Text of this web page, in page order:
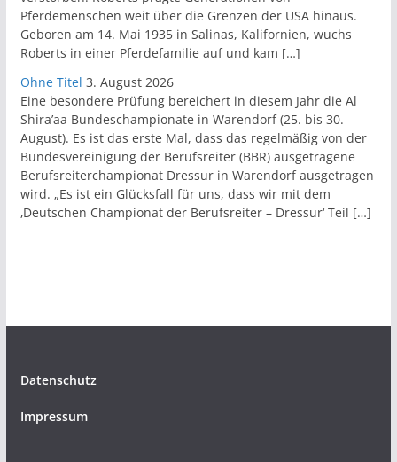
Pferdemenschen weit über die Grenzen der USA hinaus.
Geboren am 14. Mai 1935 in Salinas, Kalifornien, wuchs
Roberts in einer Pferdefamilie auf und kam […]
Ohne Titel 3. August 2026
Eine besondere Prüfung bereichert in diesem Jahr die Al
Shira’aa Bundeschampionate in Warendorf (25. bis 30.
August). Es ist das erste Mal, dass das regelmäßig von der
Bundesvereinigung der Berufsreiter (BBR) ausgetragene
Berufsreiterchampionat Dressur in Warendorf ausgetragen
wird. „Es ist ein Glücksfall für uns, dass wir mit dem
‚Deutschen Championat der Berufsreiter – Dressur‘ Teil […]
Datenschutz
Impressum